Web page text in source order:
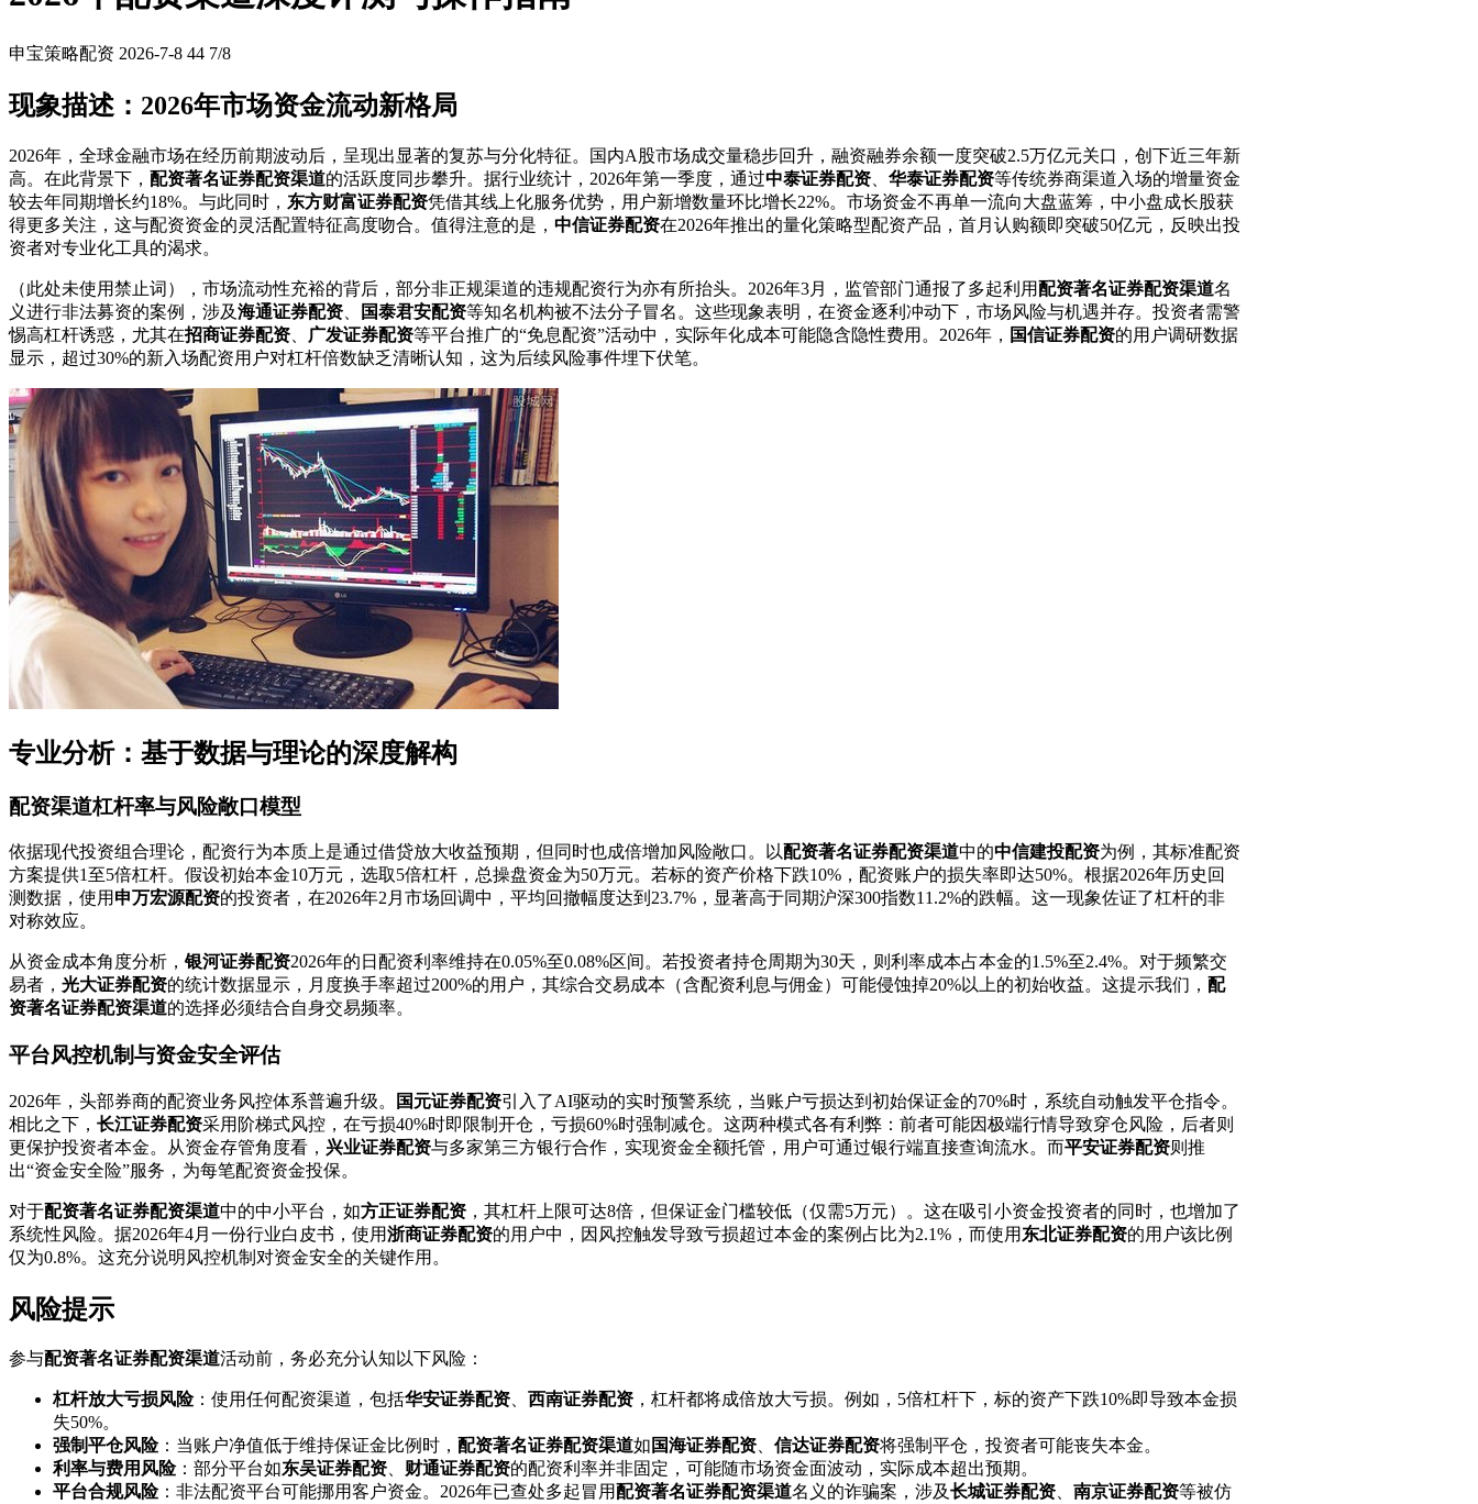
申宝策略配资 2026-7-8 44 7/8
现象描述：2026年市场资金流动新格局
2026年，全球金融市场在经历前期波动后，呈现出显著的复苏与分化特征。国内A股市场成交量稳步回升，融资融券余额一度突破2.5万亿元关口，创下近三年新
高。在此背景下， 配资著名证券配资渠道的活跃度同步攀升。据行业统计，2026年第一季度，通过中泰证券配资 华泰证券配资等传统券商渠道入场的增量资金
较去年同期增长约18%。与此同时， 东方财富证券配资凭借其线上化服务优势，用户新增数量环比增长22%。市场资金不再单一流向大盘蓝筹，中小盘成长股获
得更多关注，这与配资资金的灵活配置特征高度吻合。值得注意的是， 中信证券配资在2026年推出的量化策略型配资产品，首月认购额即突破50亿元，反映出投
资者对专业化工具的渴求。
（此处未使用禁止词），市场流动性充裕的背后，部分非正规渠道的违规配资行为亦有所抬头。2026年3月，监管部门通报了多起利用配资著名证券配资渠道名
义进行非法募资的案例，涉及海通证券配资 国泰君安配资等知名机构被不法分子冒名。这些现象表明，在资金逐利冲动下，市场风险与机遇并存。投资者需警
惕高杠杆诱惑，尤其在招商证券配资 广发证券配资等平台推广的“免息配资”活动中，实际年化成本可能隐含隐性费用。2026年， 国信证券配资的用户调研数据
显示，超过30%的新入场配资用户对杠杆倍数缺乏清晰认知，这为后续风险事件埋下伏笔。
专业分析：基于数据与理论的深度解构
配资渠道杠杆率与风险敞口模型
依据现代投资组合理论，配资行为本质上是通过借贷放大收益预期，但同时也成倍增加风险敞口。以配资著名证券配资渠道中的中信建投配资为例，其标准配资
方案提供1至5倍杠杆。假设初始本金10万元，选取5倍杠杆，总操盘资金为50万元。若标的资产价格下跌10%，配资账户的损失率即达50%。根据2026年历史回
测数据，使用 申万宏源配资的投资者，在2026年2月市场回调中，平均回撤幅度达到23.7%，显著高于同期沪深300指数11.2%的跌幅。这一现象佐证了杠杆的非
对称效应。
从资金成本角度分析，银河证券配资2026年的日配资利率维持在0.05%至0.08%区间。若投资者持仓周期为30天，则利率成本占本金的1.5%至2.4%。对于频繁交
易者， 光大证券配资的统计数据显示，月度换手率超过200%的用户，其综合交易成本（含配资利息与佣金）可能侵蚀掉20%以上的初始收益。这提示我们， 配
资著名证券配资渠道的选择必须结合自身交易频率。
平台风控机制与资金安全评估
2026年，头部券商的配资业务风控体系普遍升级。 国元证券配资引入了AI驱动的实时预警系统，当账户亏损达到初始保证金的70%时，系统自动触发平仓指令。
相比之下， 长江证券配资采用阶梯式风控，在亏损40%时即限制开仓，亏损60%时强制减仓。这两种模式各有利弊：前者可能因极端行情导致穿仓风险，后者则
更保护投资者本金。从资金存管角度看， 兴业证券配资与多家第三方银行合作，实现资金全额托管，用户可通过银行端直接查询流水。而平安证券配资则推
出“资金安全险”服务，为每笔配资资金投保。
对于配资著名证券配资渠道中的中小平台，如方正证券配资 ，其杠杆上限可达8倍，但保证金门槛较低（仅需5万元）。这在吸引小资金投资者的同时，也增加了
系统性风险。据2026年4月一份行业白皮书，使用浙商证券配资的用户中，因风控触发导致亏损超过本金的案例占比为2.1%，而使用 东北证券配资的用户该比例
仅为0.8%。这充分说明风控机制对资金安全的关键作用。
风险提示
参与配资著名证券配资渠道活动前，务必充分认知以下风险：
杠杆放大亏损风险：使用任何配资渠道，包括华安证券配资、 西南证券配资 ，杠杆都将成倍放大亏损。例如，5倍杠杆下，标的资产下跌10%即导致本金损
失50%。
强制平仓风险：当账户净值低于维持保证金比例时， 配资著名证券配资渠道如 国海证券配资、 信达证券配资将强制平仓，投资者可能丧失本金。
利率与费用风险：部分平台如东吴证券配资、 财通证券配资的配资利率并非固定，可能随市场资金面波动，实际成本超出预期。
平台合规风险：非法配资平台可能挪用客户资金。2026年已查处多起冒用 配资著名证券配资渠道名义的诈骗案，涉及长城证券配资、 南京证券配资等被仿